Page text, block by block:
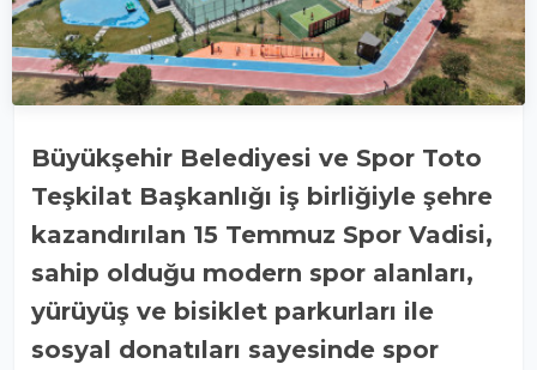
Büyükşehir Belediyesi ve Spor Toto
Teşkilat Başkanlığı iş birliğiyle şehre
kazandırılan 15 Temmuz Spor Vadisi,
sahip olduğu modern spor alanları,
yürüyüş ve bisiklet parkurları ile
sosyal donatıları sayesinde spor